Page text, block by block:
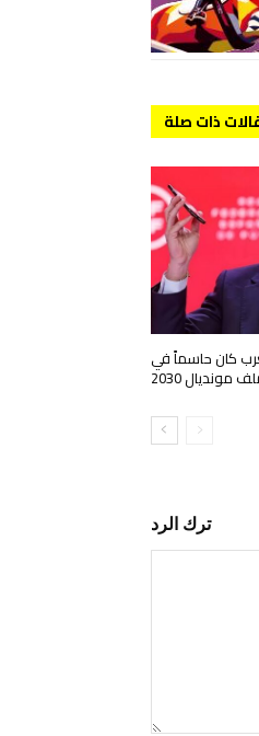
ذات صلة
كان حاسماً في
مونديال 2030
ترك الرد